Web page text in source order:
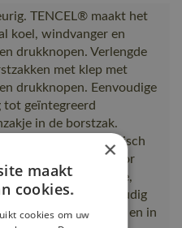
TENCEL® maakt het
koel, windvanger en
drukknopen. Verlengde
met klep met
drukknopen. Eenvoudige
tot geïntegreerd
in de borstzak.
D-ring. Ergonomisch
mouwen zorgen voor
Binne,
absorberend. Drievoudig
op de mouwen en in
×
maakt
cookies.
cookies om uw